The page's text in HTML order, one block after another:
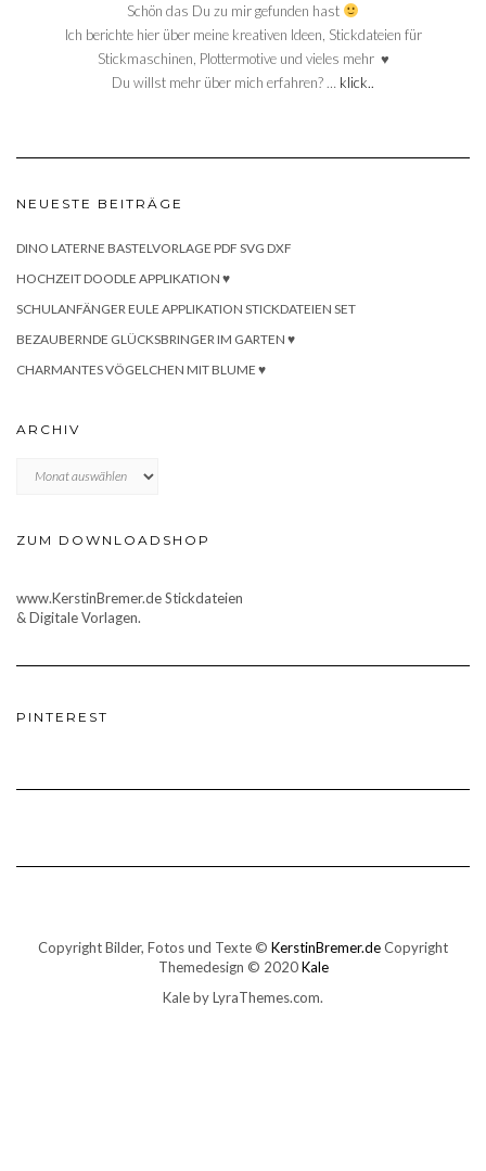
Schön das Du zu mir gefunden hast
Ich berichte hier über meine kreativen Ideen, Stickdateien für
Stickmaschinen, Plottermotive und vieles mehr ♥
Du willst mehr über mich erfahren? … klick..
NEUESTE BEITRÄGE
DINO LATERNE BASTELVORLAGE PDF SVG DXF
HOCHZEIT DOODLE APPLIKATION ♥
SCHULANFÄNGER EULE APPLIKATION STICKDATEIEN SET
BEZAUBERNDE GLÜCKSBRINGER IM GARTEN ♥
CHARMANTES VÖGELCHEN MIT BLUME ♥
ARCHIV
ZUM DOWNLOADSHOP
www.KerstinBremer.de Stickdateien
& Digitale Vorlagen.
PINTEREST
Copyright Bilder, Fotos und Texte © KerstinBremer.deCopyright
Themedesign © 2020Kale
Kaleby LyraThemes.com.